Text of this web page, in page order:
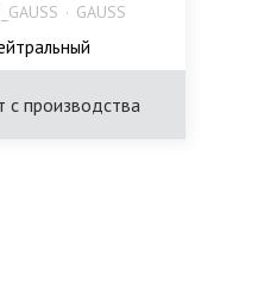
GAUSS
с производства